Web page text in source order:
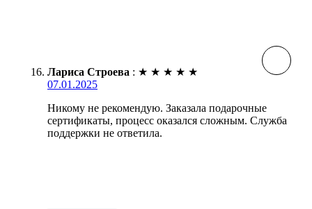
Лариса Строева : ★ ★ ★ ★ ★
07.01.2025
Никому не рекомендую. Заказала подарочные
сертификаты, процесс оказался сложным. Служба
поддержки не ответила.